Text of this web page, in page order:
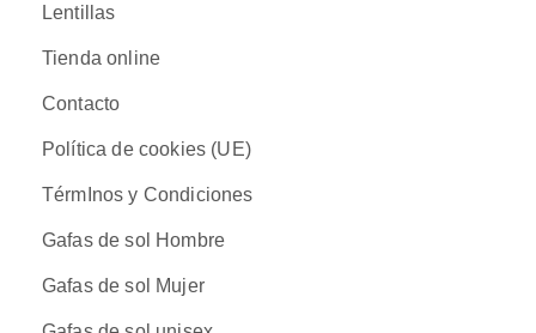
Lentillas
Tienda online
Contacto
Política de cookies (UE)
TérmInos y Condiciones
Gafas de sol Hombre
Gafas de sol Mujer